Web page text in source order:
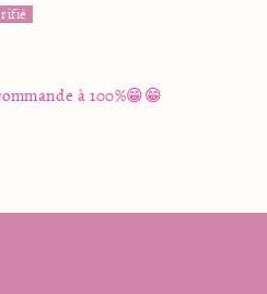
à 100%😁😁